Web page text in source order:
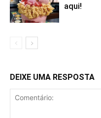
aqui!
DEIXE UMA RESPOSTA